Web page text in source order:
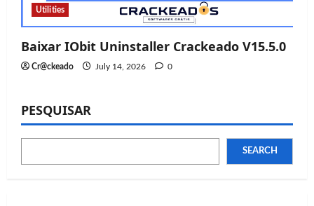
Utilities
Baixar IObit Uninstaller Crackeado V15.5.0
Cr@ckeado July 14, 2026 0
PESQUISAR
SEARCH